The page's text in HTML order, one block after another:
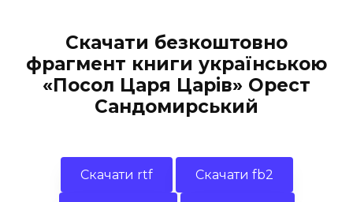
Скачати безкоштовно
фрагмент книги українською
«Посол Царя Царів» Орест
Сандомирський
Скачати rtf Скачати fb2